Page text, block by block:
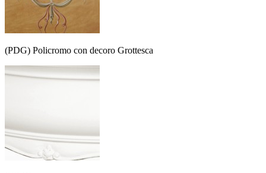
(PDG) Policromo con decoro Grottesca